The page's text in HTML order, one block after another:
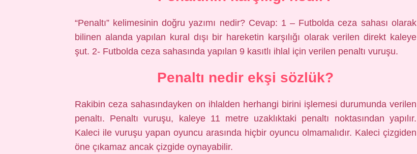
“Penaltı” kelimesinin doğru yazımı nedir? Cevap: 1 – Futbolda ceza sahası olarak
bilinen alanda yapılan kural dışı bir hareketin karşılığı olarak verilen direkt kaleye
şut. 2- Futbolda ceza sahasında yapılan 9 kasıtlı ihlal için verilen penaltı vuruşu.
Penaltı nedir ekşi sözlük?
Rakibin ceza sahasındayken on ihlalden herhangi birini işlemesi durumunda verilen
penaltı. Penaltı vuruşu, kaleye 11 metre uzaklıktaki penaltı noktasından yapılır.
Kaleci ile vuruşu yapan oyuncu arasında hiçbir oyuncu olmamalıdır. Kaleci çizgiden
öne çıkamaz ancak çizgide oynayabilir.